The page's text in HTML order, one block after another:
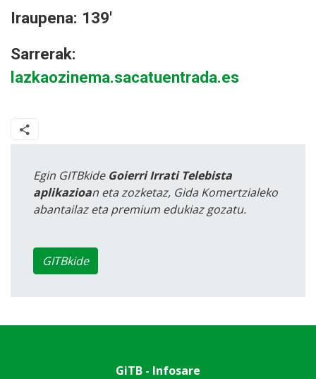
Iraupena: 139'
Sarrerak:
lazkaozinema.sacatuentrada.es
Egin GITBkide Goierri Irrati Telebista
aplikazioan eta zozketaz, Gida Komertzialeko
abantailaz eta premium edukiaz gozatu.
GITBkide
GiTB - Infosare